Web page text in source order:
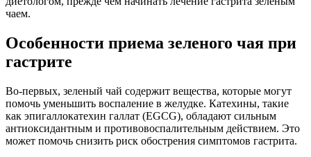
чаем.
Особенности приема зеленого чая при
гастрите
Во-первых, зеленый чай содержит вещества, которые могут
помочь уменьшить воспаление в желудке. Катехины, такие
как эпигаллокатехин галлат (EGCG), обладают сильным
антиоксидантным и противовоспалительным действием. Это
может помочь снизить риск обострения симптомов гастрита.